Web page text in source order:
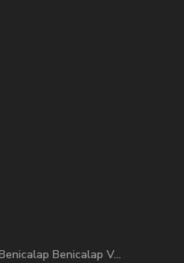
Benicalap V...